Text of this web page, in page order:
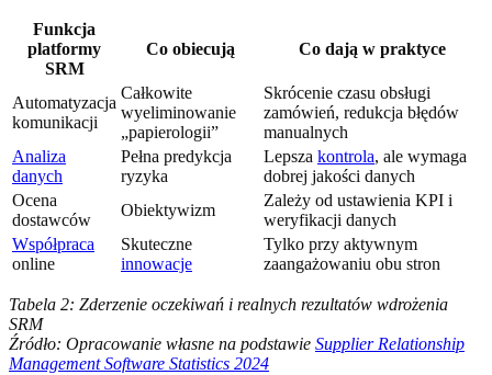
Funkcja
platformy
SRM
Co obiecują Co dają w praktyce
Automatyzacja
komunikacji
Całkowite
wyeliminowanie
„papierologii”
Skrócenie czasu obsługi
zamówień, redukcja błędów
manualnych
Analiza
danych
Pełna predykcja
ryzyka
Lepsza kontrola, ale wymaga
dobrej jakości danych
Ocena
dostawców
Obiektywizm
Zależy od ustawienia KPI i
weryfikacji danych
Współpraca
online
Skuteczne
innowacje
Tylko przy aktywnym
zaangażowaniu obu stron
Tabela 2: Zderzenie oczekiwań i realnych rezultatów wdrożenia
SRM
Źródło: Opracowanie własne na podstawie Supplier Relationship
Management Software Statistics 2024